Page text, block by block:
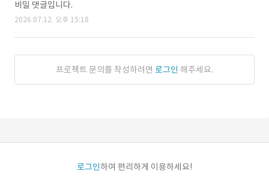
비밀 댓글입니다.
2026.07.12. 오후 15:18
프로젝트 문의를 작성하려면 로그인 해주세요.
로그인하여 편리하게 이용하세요!